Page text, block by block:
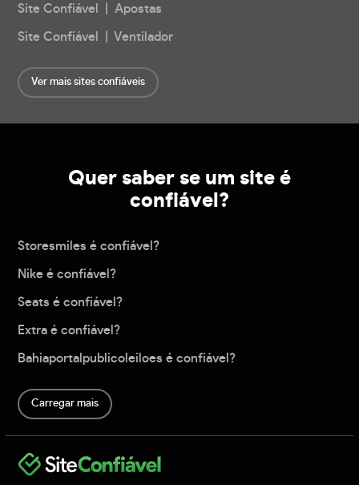
Site Confiável | Apostas
Site Confiável | Ventilador
Ver mais sites confiáveis
Quer saber se um site é
confiável?
Storesmiles é confiável?
Nike é confiável?
Seats é confiável?
Extra é confiável?
Bahiaportalpublicoleiloes é confiável?
Carregar mais